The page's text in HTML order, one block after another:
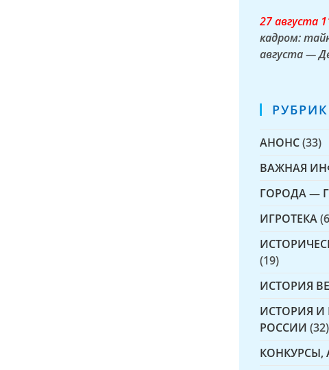
27 августа
кадром:
августа —
АНОНС(33)
ВАЖНАЯ
ГОРОДА —
ИГРОТЕКА
(19)
ИСТОРИЯ
ИСТОРИЯ И
РОССИИ (32)
КОНКУРСЫ,